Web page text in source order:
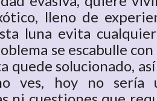
lleno de
luna evita
se escabulle
quede solucionado,
ves, hoy no